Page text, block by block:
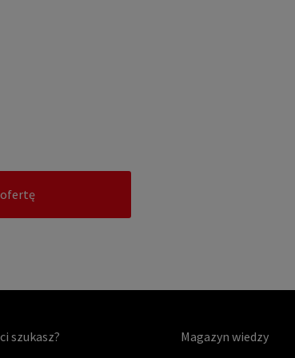
szukasz? Magazyn wiedzy